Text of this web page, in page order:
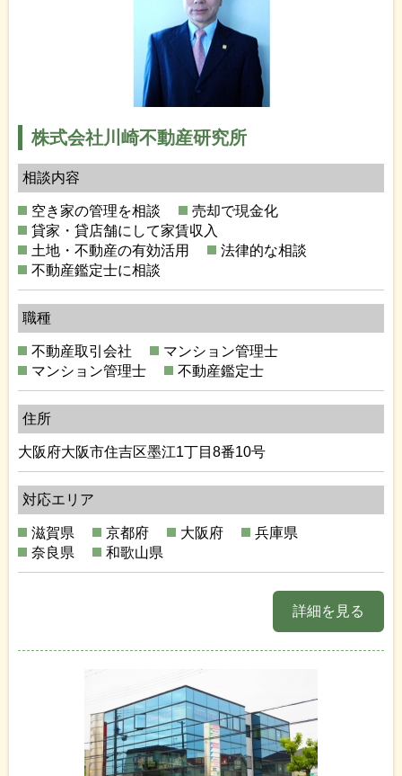
株式会社川崎不動産研究所
相談内容
空き家の管理を相談
売却で現金化
貸家・貸店舗にして家賃収入
土地・不動産の有効活用
法律的な相談
不動産鑑定士に相談
職種
不動産取引会社
マンション管理士
マンション管理士
不動産鑑定士
住所
大阪府大阪市住吉区墨江1丁目8番10号
対応エリア
滋賀県 京都府 大阪府
兵庫県
奈良県
和歌山県
詳細を見る